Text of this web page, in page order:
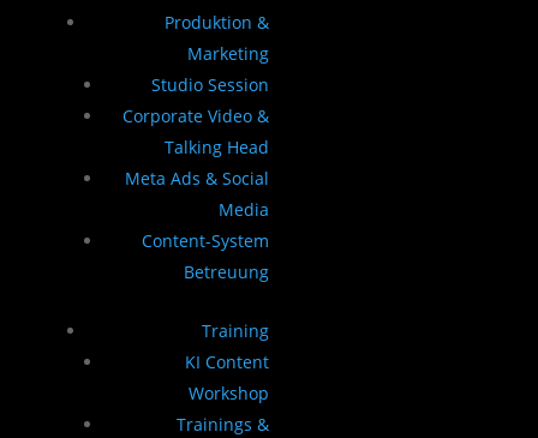
Produktion &
Marketing
Studio Session
Corporate Video &
Talking Head
Meta Ads & Social
Media
Content-System
Betreuung
Training
KI Content
Workshop
Trainings &